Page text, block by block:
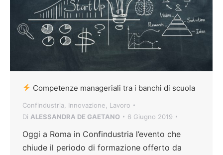
Competenze manageriali tra i banchi di scuola
Confindustria Innovazione
Lavoro
Di ALESSANDRA DE GAETANO 6 Giugno 2019
Oggi a Roma in Confindustria l’evento che
chiude il periodo di formazione offerto da